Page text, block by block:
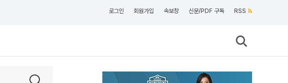
로그인 회원가입 속보창 신문/PDF 구독 RSS